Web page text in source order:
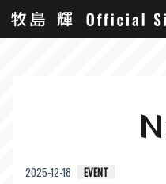
N
2025-12-18 EVENT